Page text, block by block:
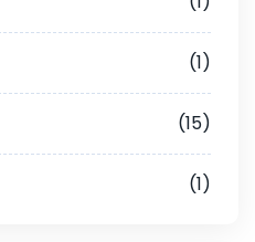
(1)
(15)
(1)